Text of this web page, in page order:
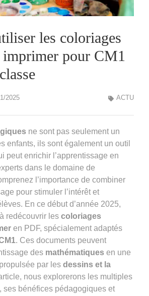
les coloriages
imprimer pour CM1
2025 ACTU
ne sont pas seulement un
enfants, ils sont également un outil
peut enrichir l’apprentissage en
dans le domaine de
l’importance de combiner
pour stimuler l’intérêt et
En ce début d’année 2025,
redécouvrir les coloriages
en PDF, spécialement adaptés
. Ces documents peuvent
des mathématiques en une
par les dessins et la
nous explorerons les multiples
ses bénéfices pédagogiques et